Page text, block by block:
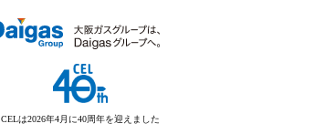
CELは2026年4月に40周年を迎えました